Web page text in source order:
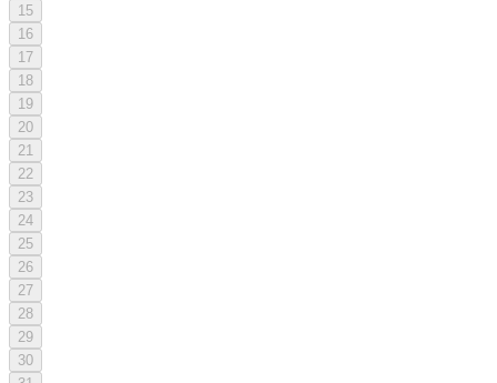
15
16
17
18
19
20
21
22
23
24
25
26
27
28
29
30